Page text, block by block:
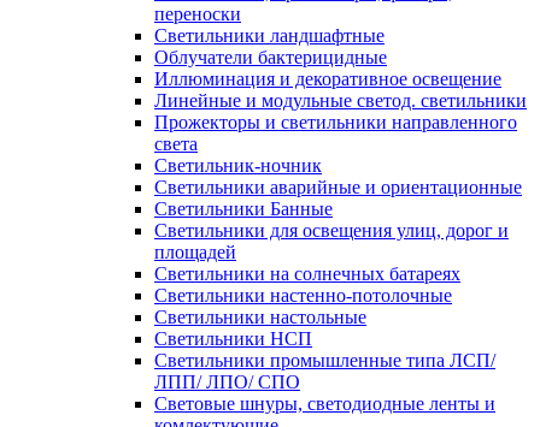
переноски
Светильники ландшафтные
Облучатели бактерицидные
Иллюминация и декоративное освещение
Линейные и модульные светод. светильники
Прожекторы и светильники направленного
света
Светильник-ночник
Светильники аварийные и ориентационные
Светильники Банные
Светильники для освещения улиц, дорог и
площадей
Светильники на солнечных батареях
Светильники настенно-потолочные
Светильники настольные
Светильники НСП
Светильники промышленные типа ЛСП/
ЛПП/ ЛПО/ СПО
Световые шнуры, светодиодные ленты и